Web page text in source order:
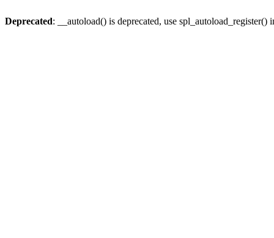
Deprecated: __autoload() is deprecated, use spl_autoload_register()